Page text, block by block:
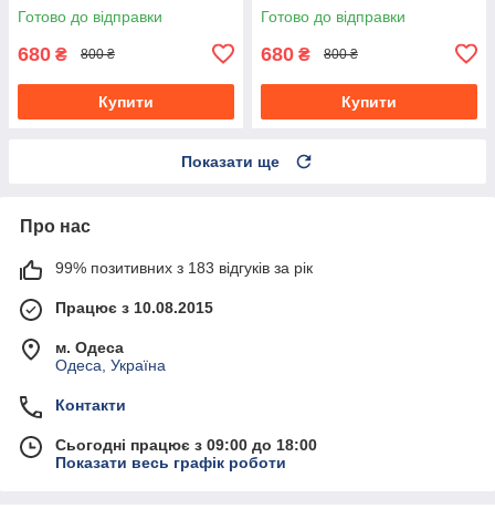
Готово до відправки
680 ₴ 800 ₴
Купити
Готово до відправки
680 ₴ 800 ₴
Купити
Показати ще
Про нас
99% позитивних з 183 відгуків за рік
Працює з 10.08.2015
м. Одеса
Одеса, Україна
Контакти
Сьогодні працює з 09:00 до 18:00
Показати весь графік роботи